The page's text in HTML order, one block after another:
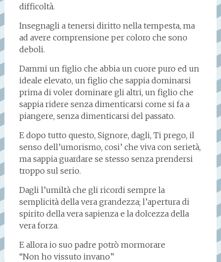
difficoltà.
Insegnagli a tenersi diritto nella tempesta, ma
ad avere comprensione per coloro che sono
deboli.
Dammi un figlio che abbia un cuore puro ed un
ideale elevato, un figlio che sappia dominarsi
prima di voler dominare gli altri, un figlio che
sappia ridere senza dimenticarsi come si fa a
piangere, senza dimenticarsi del passato.
E dopo tutto questo, Signore, dagli, Ti prego, il
senso dell’umorismo, cosi’ che viva con serietà,
ma sappia guardare se stesso senza prendersi
troppo sul serio.
Dagli l’umiltà che gli ricordi sempre la
semplicità della vera grandezza; l’apertura di
spirito della vera sapienza e la dolcezza della
vera forza.
E allora io suo padre potrò mormorare
“Non ho vissuto invano”